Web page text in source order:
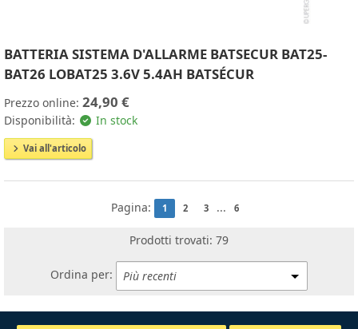
BATTERIA SISTEMA D'ALLARME BATSECUR BAT25-
BAT26 LOBAT25 3.6V 5.4AH BATSÉCUR
Prezzo online: 24,90 €
Disponibilità: In stock
Vai all'articolo
Pagina: 1 2 3 ... 6
Prodotti trovati: 79
Ordina per: